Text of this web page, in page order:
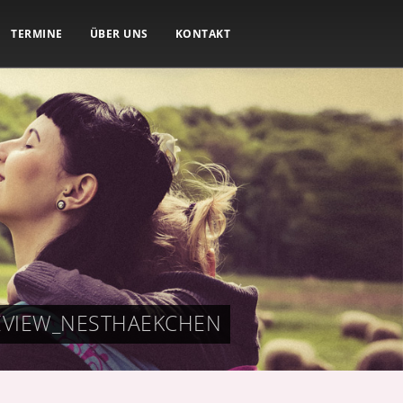
TERMINE ÜBER UNS KONTAKT